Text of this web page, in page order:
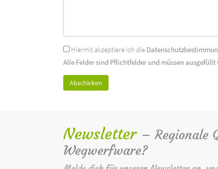
Hiermit akzeptiere ich die
Alle Felder sind Pflichtfelder und müssen ausgefüllt
Newsletter – Regionale
Wegwerfware?